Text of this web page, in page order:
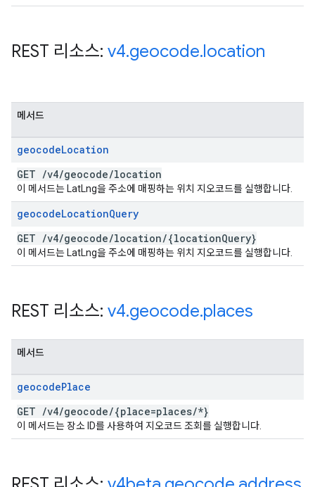
REST 리소스: v4.geocode.location
메서드
geocodeLocation
GET /v4/geocode/location
이 메서드는 LatLng을 주소에 매핑하는 위치 지오코드를 실행합니다.
geocodeLocationQuery
GET /v4/geocode/location/{locationQuery}
이 메서드는 LatLng을 주소에 매핑하는 위치 지오코드를 실행합니다.
REST 리소스: v4.geocode.places
메서드
geocodePlace
GET /v4/geocode/{place=places/*}
이 메서드는 장소 ID를 사용하여 지오코드 조회를 실행합니다.